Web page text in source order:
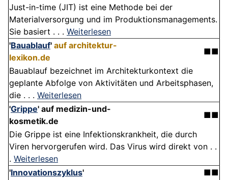
Just-in-time (JIT) ist eine Methode bei der
Materialversorgung und im Produktionsmanagements.
Sie basiert . . . Weiterlesen
'Bauablauf' auf architektur-
lexikon.de
■■
Bauablauf bezeichnet im Architekturkontext die
geplante Abfolge von Aktivitäten und Arbeitsphasen,
die . . . Weiterlesen
'Grippe' auf medizin-und-
kosmetik.de
■■
Die Grippe ist eine Infektionskrankheit, die durch
Viren hervorgerufen wird. Das Virus wird direkt von . .
. Weiterlesen
'Innovationszyklus'
■■